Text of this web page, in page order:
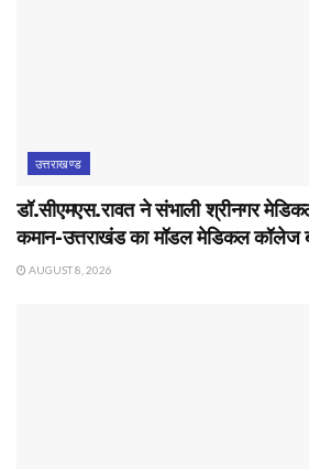
उत्तराखण्ड
डॉ.सीएमएस.रावत ने संभाली श्रीनगर
कमान-उत्तराखंड का मॉडल मेडिकल कॉलेज
AUGUST 8, 2026